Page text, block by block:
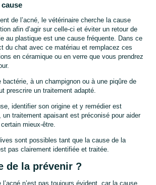
de l’acné, le vétérinaire cherche la cause
afin d’agir sur celle-ci et éviter un retour de
au plastique est une cause fréquente. Dans ce
du chat avec ce matériau et remplacez ces
en céramique ou en verre que vous prendrez
bactérie, à un champignon ou à une piqûre de
prescrire un traitement adapté.
identifier son origine et y remédier est
traitement apaisant est préconisé pour aider
certain mieux-être.
sont possibles tant que la cause de la
pas clairement identifiée et traitée.
de la prévenir ?
l’acné n’est pas toujours évident, car la cause